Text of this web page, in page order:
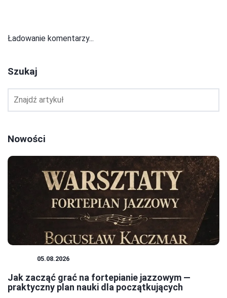
Ładowanie komentarzy...
Szukaj
Nowości
05.08.2026
Jak zacząć grać na fortepianie jazzowym —
praktyczny plan nauki dla początkujących